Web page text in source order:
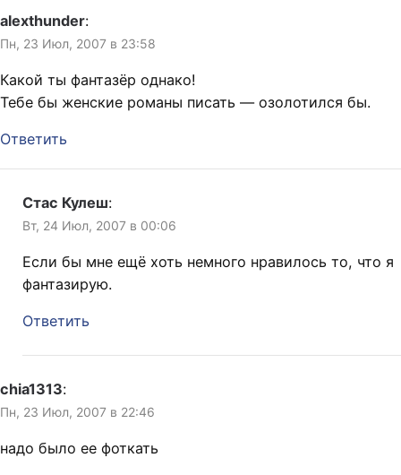
alexthunder:
Пн, 23 Июл, 2007 в 23:58
Какой ты фантазёр однако!
Тебе бы женские романы писать — озолотился бы.
Ответить
Стас Кулеш:
Вт, 24 Июл, 2007 в 00:06
Если бы мне ещё хоть немного нравилось то, что я
фантазирую.
Ответить
chia1313:
Пн, 23 Июл, 2007 в 22:46
надо было ее фоткать